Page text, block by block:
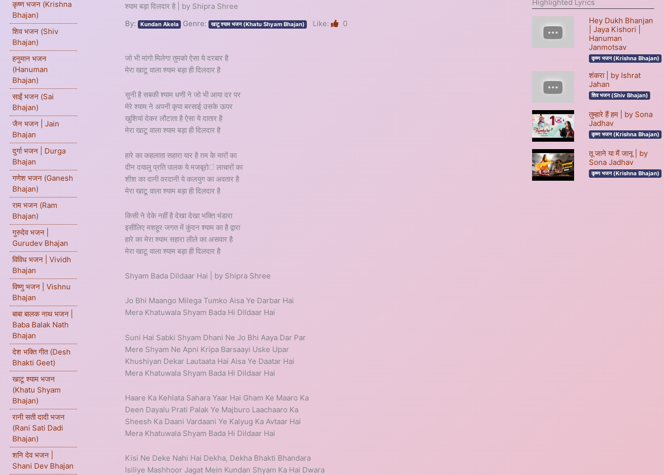
कृष्ण भजन (Krishna
Bhajan)
शिव भजन (Shiv
Bhajan)
हनुमान भजन
(Hanuman
Bhajan)
साईं भजन (Sai
Bhajan)
जैन भजन | Jain
Bhajan
दुर्गा भजन | Durga
Bhajan
गणेश भजन (Ganesh
Bhajan)
राम भजन (Ram
Bhajan)
गुरुदेव भजन |
Gurudev Bhajan
विविध भजन | Vividh
Bhajan
विष्णु भजन | Vishnu
Bhajan
बाबा बालक नाथ भजन |
Baba Balak Nath
Bhajan
देश भक्ति गीत (Desh
Bhakti Geet)
खाटू श्याम भजन
(Khatu Shyam
Bhajan)
रानी सती दादी भजन
(Rani Sati Dadi
Bhajan)
शनि देव भजन |
Shani Dev Bhajan
श्याम बड़ा दिलदार है | by Shipra Shree
By: Kundan Akela Genre: खाटू श्याम भजन (Khatu Shyam Bhajan) Like: 0
जो भी मांगो मिलेगा तुमको ऐसा ये दरबार है
मेरा खाटू वाला श्याम बड़ा ही दिलदार है
सुनी है सबकी श्याम धणी ने जो भी आया दर पर
मेरे श्याम ने अपनी कृपा बरसाई उसके ऊपर
खुशियां देकर लौटाता है ऐसा ये दातार है
मेरा खाटू वाला श्याम बड़ा ही दिलदार है
हारे का कहलाता सहारा यार है ग़म के मारों का
दीन दयालु प्रति पालक ये मजबूरों लाचारों का
शीश का दानी वरदानी ये कलयुग का अवतार है
मेरा खाटू वाला श्याम बड़ा ही दिलदार है
किसी ने देके नहीं है देखा देखा भक्ति भंडारा
इसीलिए मशहूर जगत में कुंदन श्याम का है द्वारा
हारे का मेरा श्याम सहारा लीले का असवार है
मेरा खाटू वाला श्याम बड़ा ही दिलदार है
Shyam Bada Dildaar Hai | by Shipra Shree
Jo Bhi Maango Milega Tumko Aisa Ye Darbar Hai
Mera Khatuwala Shyam Bada Hi Dildaar Hai
Suni Hai Sabki Shyam Dhani Ne Jo Bhi Aaya Dar Par
Mere Shyam Ne Apni Kripa Barsaayi Uske Upar
Khushiyan Dekar Lautaata Hai Aisa Ye Daatar Hai
Mera Khatuwala Shyam Bada Hi Dildaar Hai
Haare Ka Kehlata Sahara Yaar Hai Gham Ke Maaro Ka
Deen Dayalu Prati Palak Ye Majburo Laachaaro Ka
Sheesh Ka Daani Vardaani Ye Kalyug Ka Avtaar Hai
Mera Khatuwala Shyam Bada Hi Dildaar Hai
Kisi Ne Deke Nahi Hai Dekha, Dekha Bhakti Bhandara
Isiliye Mashhoor Jagat Mein Kundan Shyam Ka Hai Dwara
Highlighted Lyrics
Hey Dukh Bhanjan
| Jaya Kishori |
Hanuman
Janmotsav
कृष्ण भजन (Krishna Bhajan)
शंकरा | by Ishrat
Jahan
शिव भजन (Shiv Bhajan)
तुम्हारे हैं हम | by Sona
Jadhav
कृष्ण भजन (Krishna Bhajan)
तू जाने या मैं जानू | by
Sona Jadhav
कृष्ण भजन (Krishna Bhajan)